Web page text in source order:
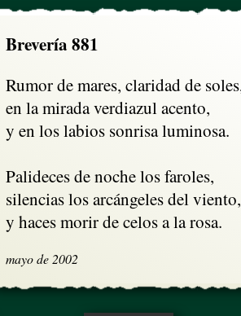
Brevería 881
Rumor de mares, claridad de
en la mirada verdiazul acento,
y en los labios sonrisa luminosa.
Palideces de noche los faroles,
silencias los arcángeles del viento,
y haces morir de celos a la rosa.
mayo de 2002